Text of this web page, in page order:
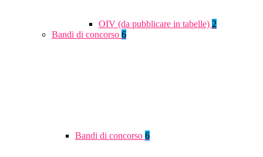
OIV (da pubblicare in tabelle) 2
Bandi di concorso 6
Bandi di concorso 6